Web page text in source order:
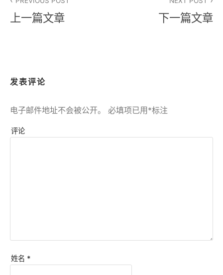
章上一篇文章 下一篇文章
发表评论
电子邮件地址不会被公开。 必填项已用 *标注
评论
姓名 *